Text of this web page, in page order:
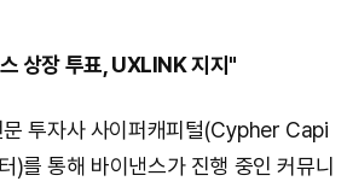
상장 투표, UXLINK 지지"
투자사 사이퍼캐피털(Cypher Capi
)를 통해 바이낸스가 진행 중인 커뮤니